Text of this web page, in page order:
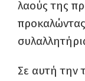
λαούς της
Σε αυτή την